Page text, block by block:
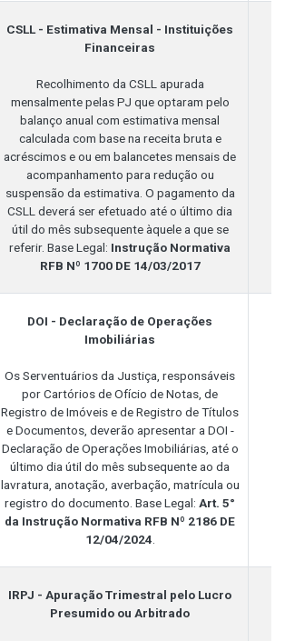
CSLL - Estimativa Mensal - Instituições
Financeiras
Recolhimento da CSLL apurada
mensalmente pelas PJ que optaram pelo
balanço anual com estimativa mensal
calculada com base na receita bruta e
acréscimos e ou em balancetes mensais de
acompanhamento para redução ou
suspensão da estimativa. O pagamento da
CSLL deverá ser efetuado até o último dia
útil do mês subsequente àquele a que se
referir. Base Legal: Instrução Normativa
RFB Nº 1700 DE 14/03/2017
DOI - Declaração de Operações
Imobiliárias
Os Serventuários da Justiça, responsáveis
por Cartórios de Ofício de Notas, de
Registro de Imóveis e de Registro de Títulos
e Documentos, deverão apresentar a DOI -
Declaração de Operações Imobiliárias, até o
último dia útil do mês subsequente ao da
lavratura, anotação, averbação, matrícula ou
registro do documento. Base Legal: Art. 5°
da Instrução Normativa RFB Nº 2186 DE
12/04/2024
IRPJ - Apuração Trimestral pelo Lucro
Presumido ou Arbitrado